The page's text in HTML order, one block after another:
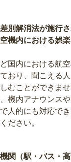
別解消法が施行
機内における娯
国内における航
おり、聞こえる
むことができま
機内アナウンス
人的にも対応で
ださい。
関（駅・バス・